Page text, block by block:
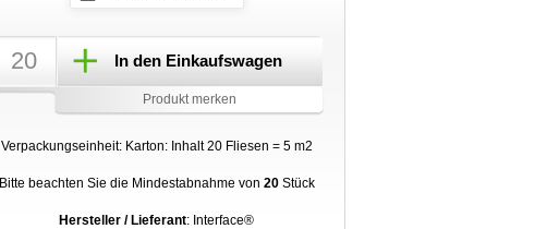
In den Einkaufswagen
Produkt merken
Verpackungseinheit: Karton: Inhalt 20 Fliesen = 5 m2
Bitte beachten Sie die Mindestabnahme von 20Stück
Hersteller / Lieferant: Interface®